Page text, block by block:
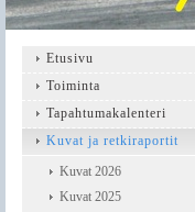
Etusivu
Toiminta
Tapahtumakalenteri
Kuvat ja retkiraportit
Kuvat 2026
Kuvat 2025